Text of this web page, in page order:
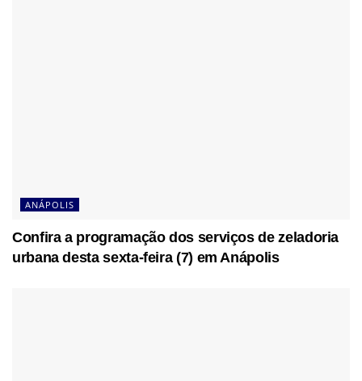
ANÁPOLIS
Confira a programação dos serviços de zeladoria
urbana desta sexta-feira (7) em Anápolis